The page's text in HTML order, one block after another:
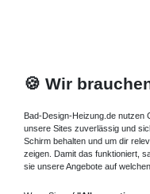
Versand und
Kontakt
Sie möchten vom
🍪 Wir
Bad-Design-Heizung.de nutzen
unsere Sites zuverlässig und
Schirm behalten und um dir
zeigen. Damit das funktioniert,
sie unsere Angebote auf